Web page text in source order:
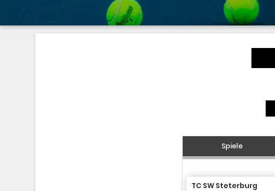
Spiele
TC SW Steterburg